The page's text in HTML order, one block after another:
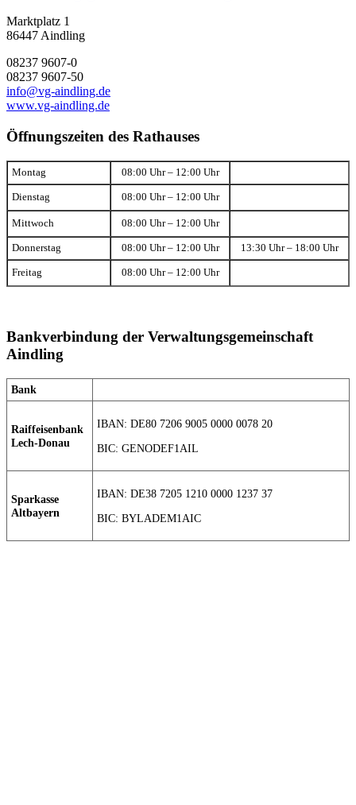
Marktplatz 1
86447 Aindling
08237 9607-0
08237 9607-50
info@vg-aindling.de
www.vg-aindling.de
Öffnungszeiten des Rathauses
Montag 08:00 Uhr – 12:00 Uhr
Dienstag 08:00 Uhr – 12:00 Uhr
Mittwoch 08:00 Uhr – 12:00 Uhr
Donnerstag 08:00 Uhr – 12:00 Uhr 13:30 Uhr – 18:00 Uhr
Freitag 08:00 Uhr – 12:00 Uhr
Bankverbindung der Verwaltungsgemeinschaft
Aindling
Bank
Raiffeisenbank
Lech-Donau
IBAN: DE80 7206 9005 0000 0078 20
BIC: GENODEF1AIL
Sparkasse
Altbayern
IBAN: DE38 7205 1210 0000 1237 37
BIC: BYLADEM1AIC